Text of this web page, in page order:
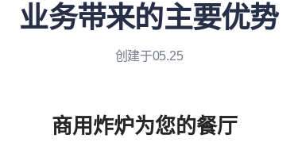
业务带来的主要优势
创建于05.25
商用炸炉为您的餐厅
资讯